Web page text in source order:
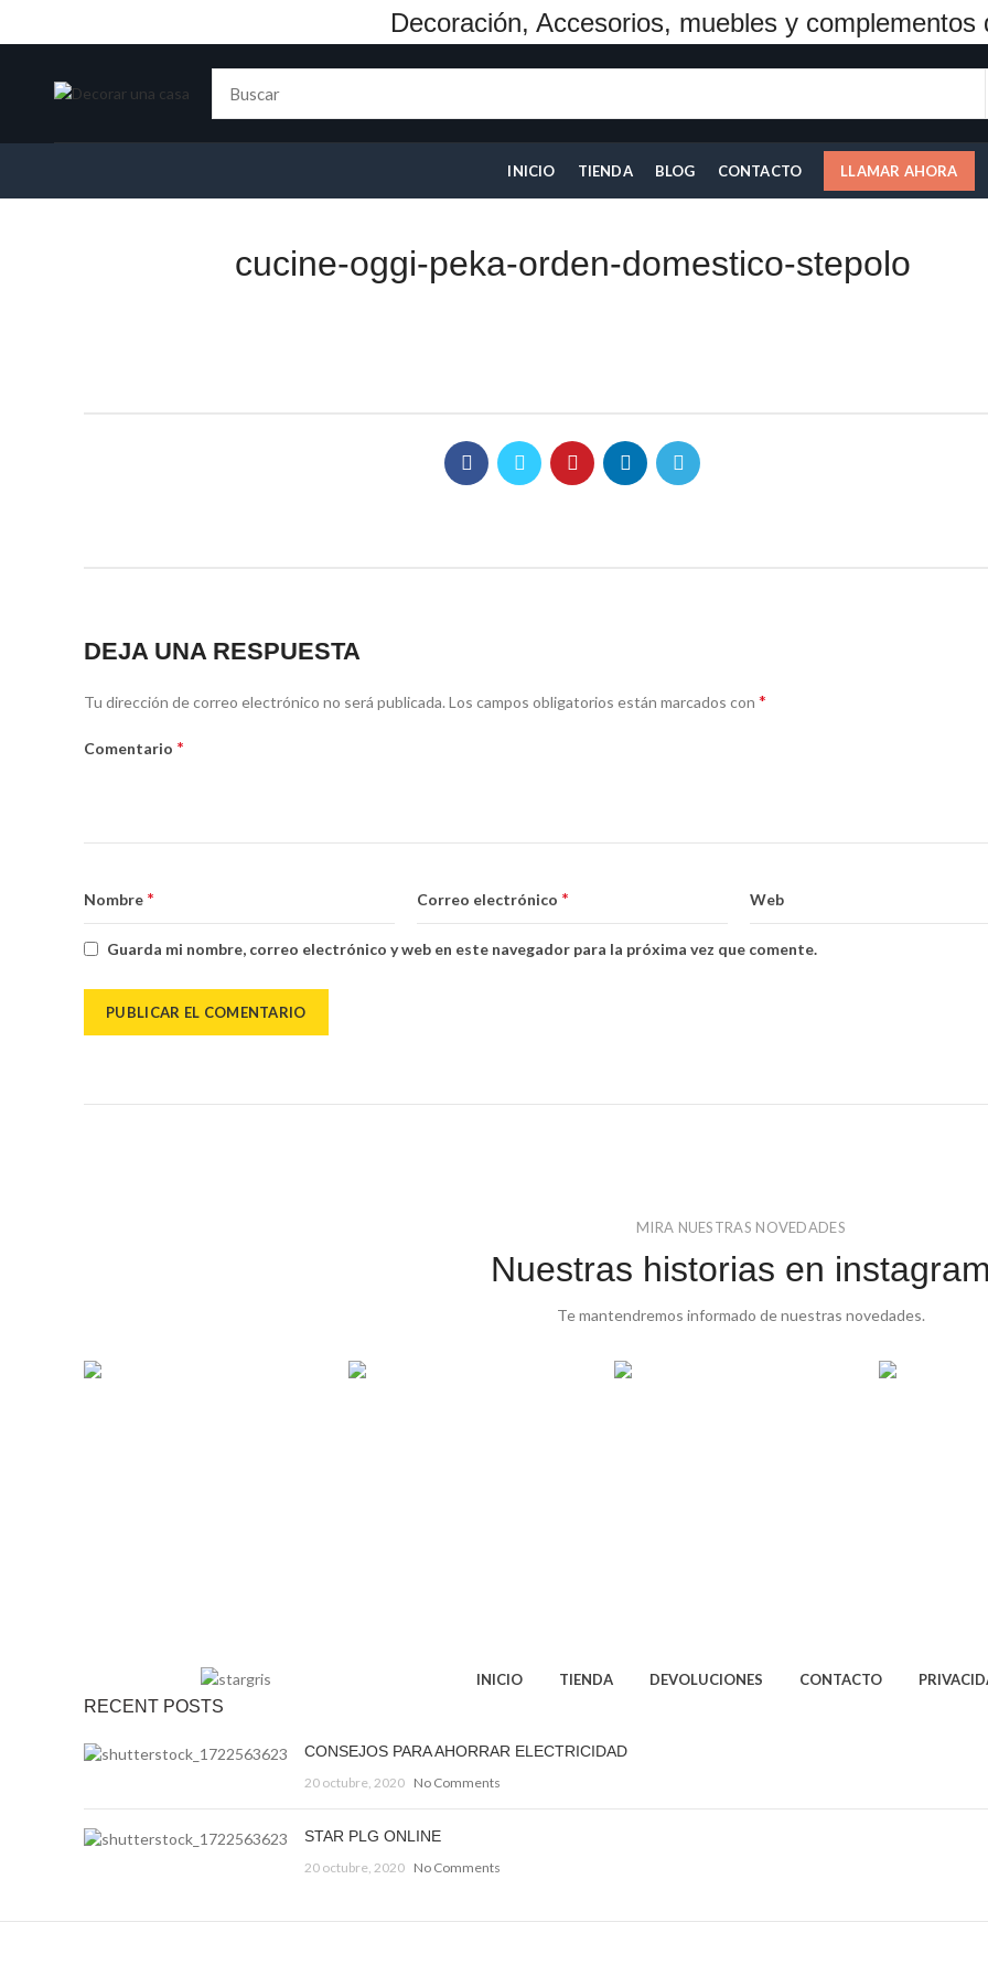
Decoración, Accesorios, muebles y complementos
INICIO TIENDA BLOG CONTACTO LLAMAR AHORA
cucine-oggi-peka-orden-domestico-stepolo
DEJA UNA RESPUESTA
Tu dirección de correo electrónico no será publicada.Los campos obligatorios están marcados con *
Comentario *
Nombre * Correo electrónico * Web
Guarda mi nombre, correo electrónico y web en este navegador para la próxima vez que comente.
MIRA NUESTRAS NOVEDADES
Nuestras historias en
Te mantendremos informado de nuestras novedades.
INICIO TIENDA DEVOLUCIONES CONTACTO
RECENT POSTS
CONSEJOS PARA AHORRAR ELECTRICIDAD
20 octubre, 2020 No Comments
STAR PLG ONLINE
20 octubre, 2020 No Comments